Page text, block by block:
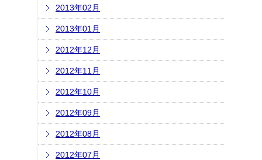
2013年02月
2013年01月
2012年12月
2012年11月
2012年10月
2012年09月
2012年08月
2012年07月